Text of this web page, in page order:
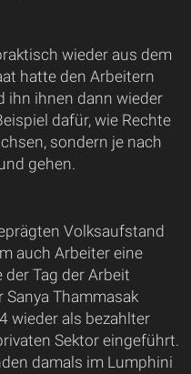
wieder aus dem
hatte den Arbeitern
ihn ihnen dann wieder
dafür, wie Rechte
sondern je nach
gehen.
Volksaufstand
auch Arbeiter eine
Tag der Arbeit
Thammasak
wieder als bezahlter
Sektor eingeführt.
damals im Lumphini